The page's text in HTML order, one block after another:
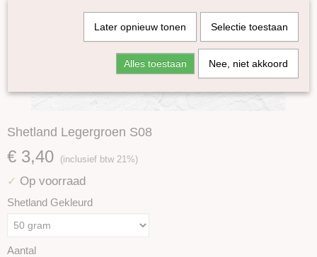
Shetland Legergroen S08
€ 3,40 (inclusief btw 21%)
✓ Op voorraad
Shetland Gekleurd
Aantal
Later opnieuw tonen Selectie toestaan
Alles toestaan Nee, niet akkoord